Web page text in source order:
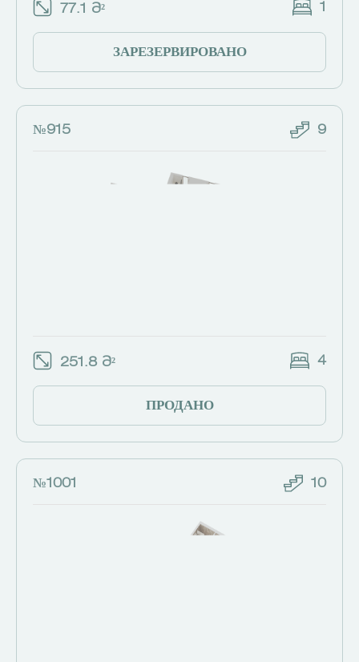
77.1 Მ² 1
ЗАРЕЗЕРВИРОВАНО
№915 9
251.8 Მ² 4
ПРОДАНО
№1001 10